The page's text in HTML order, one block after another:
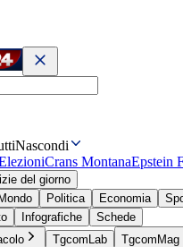
Nascondi
Crans MontanaEpstein
del giorno
Mondo Politica Economia
Infografiche
Schede
TgcomLab TgcomMag